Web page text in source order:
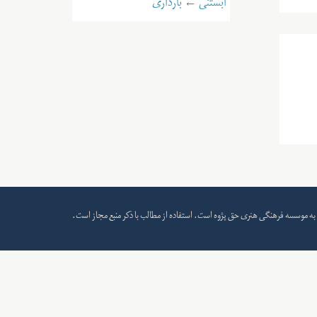
آبستنی ← بارداری
موسسه فرهنگی هنری حق پژوه است. استفاده از مطالب با ذکر منبع مجاز است.